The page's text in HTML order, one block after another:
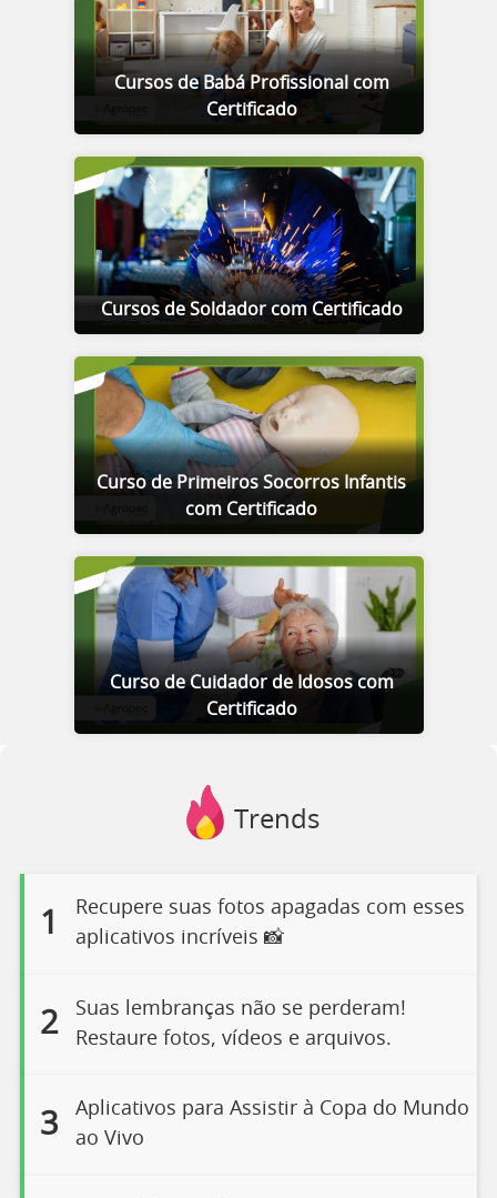
Cursos de Babá Profissional com
Certificado
Cursos de Soldador com Certificado
Curso de Primeiros Socorros Infantis
com Certificado
Curso de Cuidador de Idosos com
Certificado
Trends
1
Recupere suas fotos apagadas com esses
aplicativos incríveis 📸
2
Suas lembranças não se perderam!
Restaure fotos, vídeos e arquivos.
3
Aplicativos para Assistir à Copa do Mundo
ao Vivo